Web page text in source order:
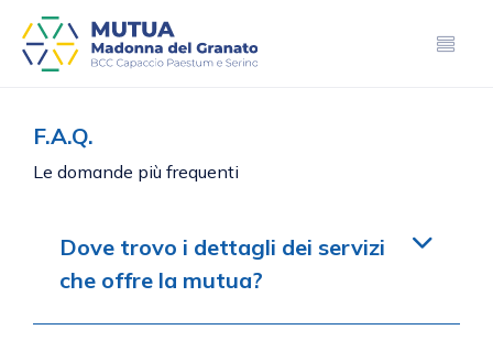
F.A.Q.
Le domande più frequenti
Dove trovo i dettagli dei servizi
che offre la mutua?